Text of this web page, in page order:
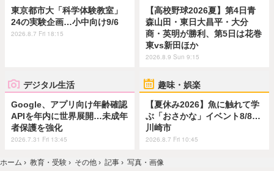
東京都市大「科学体験教室」
24の実験企画…小中向け9/6
2026.8.7 Fri 18:15
【高校野球2026夏】第4日青
森山田・東日大昌平・大分
商・英明が勝利、第5日は花巻
東vs新田ほか
2026.8.9 Sun 9:15
デジタル生活
Google、アプリ向け年齢確認
APIを年内に世界展開…未成年
者保護を強化
2026.7.31 Fri 13:45
趣味・娯楽
【夏休み2026】魚に触れて学
ぶ「おさかな」イベント8/8…
川崎市
2026.8.7 Fri 10:45
ホーム › 教育・受験 › その他 › 記事 › 写真・画像